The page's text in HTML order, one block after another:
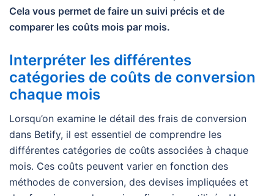
Cela vous permet de faire un suivi précis et de
comparer les coûts mois par mois.
Interpréter les différentes
catégories de coûts de conversion
chaque mois
Lorsqu’on examine le détail des frais de conversion
dans Betify, il est essentiel de comprendre les
différentes catégories de coûts associées à chaque
mois. Ces coûts peuvent varier en fonction des
méthodes de conversion, des devises impliquées et